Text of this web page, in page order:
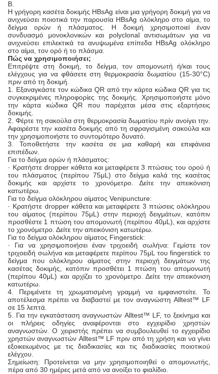
Β.
Η γρήγορη κασέτα δοκιμής HBsAg είναι μια γρήγορη δοκιμή για να
ανιχνεύσει ποιοτικά την παρουσία HBsAg ολόκληρο στο αίμα, το
δείγμα ορών ή πλάσματος. Η δοκιμή χρησιμοποιεί έναν
συνδυασμό μονοκλονικών και polyclonal αντισωμάτων για να
ανιχνεύσει επιλεκτικά τα ανυψωμένα επίπεδα HBsAg ολόκληρο
στο αίμα, τον ορό ή το πλάσμα.
Πώς να χρησιμοποιήσει;
Επιτρέψτε στη δοκιμή, το δείγμα, τον απομονωτή ή/και τους
ελέγχους για να φθάσετε στη θερμοκρασία δωματίου (15-30°C)
πριν από τη δοκιμή.
1. Εξαναγκάστε τον κώδικα QR από την κάρτα κώδικα QR για τις
συγκεκριμένες πληροφορίες της δοκιμής. Χρησιμοποιήστε μόνο
την κάρτα κώδικα QR που παρέχεται μέσα στις εξαρτήσεις
δοκιμής.
2. Φέρτε τη σακούλα στη θερμοκρασία δωματίου πρίν ανοίγει την.
Αφαιρέστε την κασέτα δοκιμής από τη σφραγισμένη σακούλα και
την χρησιμοποιήστε το συντομότερο δυνατό.
3. Τοποθετήστε την κασέτα σε μια καθαρή και επιφάνεια
επιπέδων.
Για το δείγμα ορών ή πλάσματος:
· Κρατήστε dropper κάθετα και μεταφέρετε 3 πτώσεις του ορού ή
του πλάσματος (περίπου 75μL) στο δείγμα καλά της κασέτας
δοκιμής και αρχίστε το χρονόμετρο. Δείτε την απεικόνιση
κατωτέρω.
Για το δείγμα ολόκληρου αίματος Venipuncture:
· Κρατήστε dropper κάθετα και μεταφέρετε 3 πτώσεις ολόκληρου
του αίματος (περίπου 75μL) στην περιοχή δειγμάτων, κατόπιν
προσθέστε 1 πτώση του απομονωτή (περίπου 40μL), και αρχίστε
το χρονόμετρο. Δείτε την απεικόνιση κατωτέρω.
Για το δείγμα ολόκληρου αίματος Fingerstick:
· Για να χρησιμοποιήσει έναν τριχοειδή σωλήνα: Γεμίστε τον
τριχοειδή σωλήνα και μεταφέρετε περίπου 75μL του fingerstick το
δείγμα που ολόκληρου αίματος στην περιοχή δειγμάτων της
κασέτας δοκιμής, κατόπιν προσθέτει 1 πτώση του απομονωτή
(περίπου 40μL) και αρχίζει το χρονόμετρο. Δείτε την απεικόνιση
κατωτέρω.
4. Περιμένετε τη χρωματισμένη γραμμή να εμφανιστείτε. Το
αποτέλεσμα πρέπει να διαβαστεί με τον αναγνώστη Alltest™ LF
σε 15 λεπτά.
5. Για την εγκατάσταση αναγνωστών Alltest™ LF, το ξεκίνημα και
οι πλήρεις οδηγίες αναφέρονται στο εγχειρίδιο χρηστών
αναγνωστών. Ο χειριστής πρέπει να συμβουλευθεί το εγχειρίδιο
χρηστών αναγνωστών Alltest™ LF πριν από τη χρήση και να γίνει
εξοικειωμένος με τις διαδικασίες και τις διαδικασίες ποιοτικού
ελέγχου.
Σημείωση: Προτείνεται να μην χρησιμοποιηθεί ο απομονωτής,
πέρα από 30 ημέρες μετά από να ανοίξει το φιαλίδιο.